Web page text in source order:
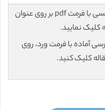
برای دانلود رایگان مقاله انگلیسی با فرمت pdf بر روی عنوان
کلیک نمایید.
آماده با فرمت ورد، روی
کلیک کنید.